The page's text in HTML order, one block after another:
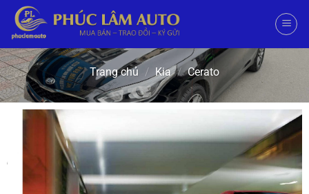
Trang chủ / Kia / Cerato